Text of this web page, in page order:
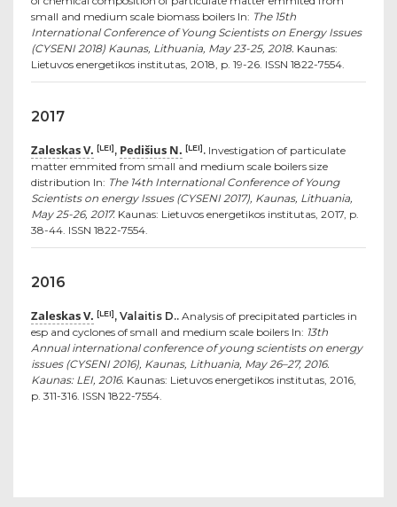
small and medium scale biomass boilers In: The 15th
International Conference of Young Scientists on Energy Issues
(CYSENI 2018) Kaunas, Lithuania, May 23-25, 2018. Kaunas:
Lietuvos energetikos institutas, 2018, p. 19-26. ISSN 1822-7554.
2017
Zaleskas V. [LEI], Pedišius N. [LEI]. Investigation of particulate
matter emmited from small and medium scale boilers size
distribution In: The 14th International Conference of Young
Scientists on energy Issues (CYSENI 2017), Kaunas, Lithuania,
May 25-26, 2017. Kaunas: Lietuvos energetikos institutas, 2017, p.
38-44. ISSN 1822-7554.
2016
Zaleskas V. [LEI], Valaitis D.. Analysis of precipitated particles in
esp and cyclones of small and medium scale boilers In: 13th
Annual international conference of young scientists on energy
issues (CYSENI 2016), Kaunas, Lithuania, May 26–27, 2016.
Kaunas: LEI, 2016. Kaunas: Lietuvos energetikos institutas, 2016,
p. 311-316. ISSN 1822-7554.